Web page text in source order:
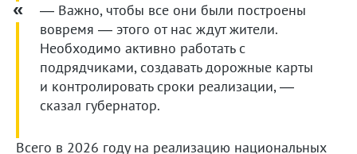
— Важно, чтобы все они были построены
вовремя — этого от нас ждут жители.
Необходимо активно работать с
подрядчиками, создавать дорожные карты
и контролировать сроки реализации, —
сказал губернатор.
Всего в 2026 году на реализацию национальных